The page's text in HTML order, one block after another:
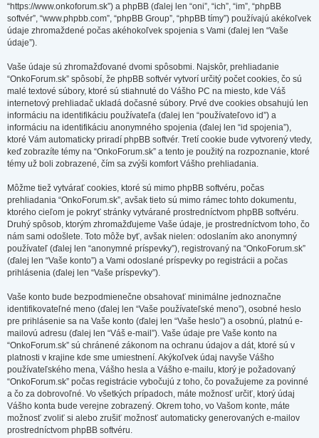
“https://www.onkoforum.sk”) a phpBB (ďalej len “oni”, “ich”, “im”, “phpBB
softvér”, “www.phpbb.com”, “phpBB Group”, “phpBB tímy”) používajú akékoľvek
údaje zhromaždené počas akéhokoľvek spojenia s Vami (ďalej len “Vaše
údaje”).
Vaše údaje sú zhromažďované dvomi spôsobmi. Najskôr, prehliadanie
“OnkoForum.sk” spôsobí, že phpBB softvér vytvorí určitý počet cookies, čo sú
malé textové súbory, ktoré sú stiahnuté do Vášho PC na miesto, kde Váš
internetový prehliadač ukladá dočasné súbory. Prvé dve cookies obsahujú len
informáciu na identifikáciu používateľa (ďalej len “používateľovo id”) a
informáciu na identifikáciu anonymného spojenia (ďalej len “id spojenia”),
ktoré Vám automaticky priradí phpBB softvér. Tretí cookie bude vytvorený vtedy,
keď zobrazíte témy na “OnkoForum.sk” a tento je použitý na rozpoznanie, ktoré
témy už boli zobrazené, čím sa zvýši komfort Vášho prehliadania.
Môžme tiež vytvárať cookies, ktoré sú mimo phpBB softvéru, počas
prehliadania “OnkoForum.sk”, avšak tieto sú mimo rámec tohto dokumentu,
ktorého cieľom je pokryť stránky vytvárané prostredníctvom phpBB softvéru.
Druhý spôsob, ktorým zhromažďujeme Vaše údaje, je prostredníctvom toho, čo
nám sami odošlete. Toto môže byť, avšak nielen: odoslaním ako anonymný
používateľ (ďalej len “anonymné príspevky”), registrovaný na “OnkoForum.sk”
(ďalej len “Vaše konto”) a Vami odoslané príspevky po registrácii a počas
prihlásenia (ďalej len “Vaše príspevky”).
Vaše konto bude bezpodmienečne obsahovať minimálne jednoznačne
identifikovateľné meno (ďalej len “Vaše používateľské meno”), osobné heslo
pre prihlásenie sa na Vaše konto (ďalej len “Vaše heslo”) a osobnú, platnú e-
mailovú adresu (ďalej len “Váš e-mail”). Vaše údaje pre Vaše konto na
“OnkoForum.sk” sú chránené zákonom na ochranu údajov a dát, ktoré sú v
platnosti v krajine kde sme umiestnení. Akýkoľvek údaj navyše Vášho
používateľského mena, Vášho hesla a Vášho e-mailu, ktorý je požadovaný
“OnkoForum.sk” počas registrácie vybočujú z toho, čo považujeme za povinné
a čo za dobrovoľné. Vo všetkých prípadoch, máte možnosť určiť, ktorý údaj
Vášho konta bude verejne zobrazený. Okrem toho, vo Vašom konte, máte
možnosť zvoliť si alebo zrušiť možnosť automaticky generovaných e-mailov
prostredníctvom phpBB softvéru.